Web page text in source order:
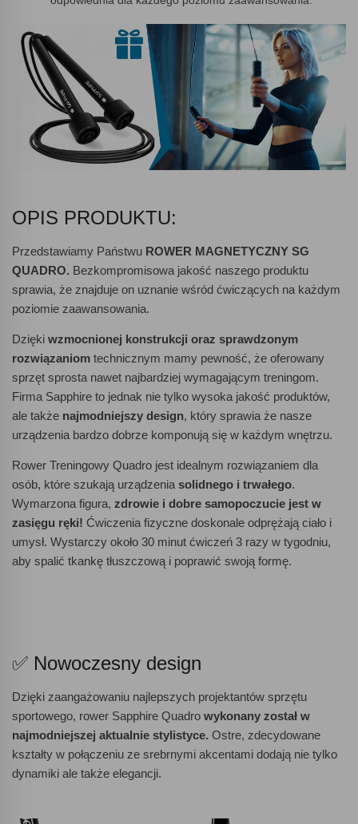
OPIS PRODUKTU:
Przedstawiamy Państwu ROWER MAGNETYCZNY SG
QUADRO. Bezkompromisowa jakość naszego produktu
sprawia, że znajduje on uznanie wśród ćwiczących na każdym
poziomie zaawansowania.
Dzięki wzmocnionej konstrukcji oraz sprawdzonym
rozwiązaniom technicznym mamy pewność, że oferowany
sprzęt sprosta nawet najbardziej wymagającym treningom.
Firma Sapphire to jednak nie tylko wysoka jakość produktów,
ale także najmodniejszy design, który sprawia że nasze
urządzenia bardzo dobrze komponują się w każdym wnętrzu.
Rower Treningowy Quadro jest idealnym rozwiązaniem dla
osób, które szukają urządzenia solidnego i trwałego.
Wymarzona figura, zdrowie i dobre samopoczucie jest w
zasięgu ręki! Ćwiczenia fizyczne doskonale odprężają ciało i
umysł. Wystarczy około 30 minut ćwiczeń 3 razy w tygodniu,
aby spalić tkankę tłuszczową i poprawić swoją formę.
✅ Nowoczesny design
Dzięki zaangażowaniu najlepszych projektantów sprzętu
sportowego, rower Sapphire Quadro wykonany został w
najmodniejszej aktualnie stylistyce. Ostre, zdecydowane
kształty w połączeniu ze srebrnymi akcentami dodają nie tylko
dynamiki ale także elegancji.